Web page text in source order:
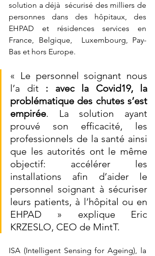
solution a déjà  sécurisé des milliers de
personnes dans des hôpitaux, des
EHPAD et résidences services en
France, Belgique,  Luxembourg, Pay-
Bas et hors Europe.
« Le personnel soignant nous
l’a dit : avec la Covid19, la
problématique des chutes s’est
empirée. La solution ayant
prouvé son efficacité, les
professionnels de la santé ainsi
que les autorités ont le même
objectif: accélérer les
installations afin d’aider le
personnel soignant à sécuriser
leurs patients, à l’hôpital ou en
EHPAD » explique Eric
KRZESLO, CEO de MintT.
ISA (Intelligent Sensing for Ageing), la